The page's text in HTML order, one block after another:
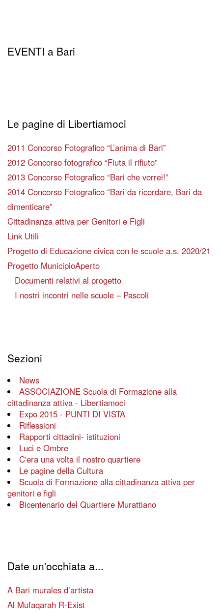
EVENTI a Bari
Le pagine di Libertiamoci
2011 Concorso Fotografico “L’anima di Bari”
2012 Concorso fotografico “Fiuta il rifiuto”
2013 Concorso Fotografico “Bari che vorrei!”
2014 Concorso Fotografico “Bari da ricordare, Bari da
dimenticare”
Cittadinanza attiva per Genitori e Figli
Link Utili
Progetto di Educazione civica con le scuole a.s. 2020/21
Progetto MunicipioAperto
Documenti relativi al progetto
I nostri incontri nelle scuole – Pascoli
Sezioni
News
ASSOCIAZIONE Scuola di Formazione alla
cittadinanza attiva - Libertiamoci
Expo 2015 - PUNTI DI VISTA
Riflessioni
Rapporti cittadini- istituzioni
Luci e Ombre
C'era una volta il nostro quartiere
Le pagine della Cultura
Scuola di Formazione alla cittadinanza attiva per
genitori e figli
Bicentenario del Quartiere Murattiano
Date un'occhiata a...
A Bari murales d’artista
Al Mufaqarah R-Exist